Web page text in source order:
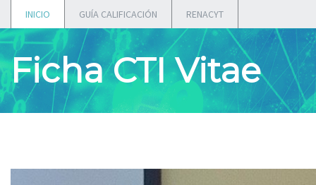
INICIO GUÍA CALIFICACIÓN RENACYT
Ficha CTI Vitae